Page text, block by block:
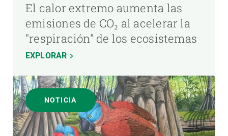
El calor extremo aumenta las
emisiones de CO₂ al acelerar la
"respiración" de los ecosistemas
EXPLORAR
NOTICIA